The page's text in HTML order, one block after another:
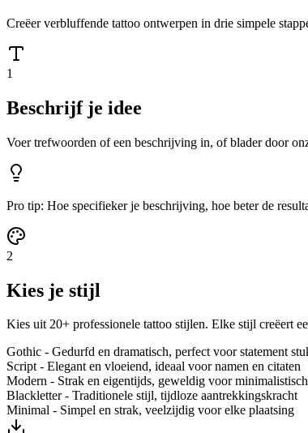
Creëer verbluffende tattoo ontwerpen in drie simpele
1
Beschrijf je idee
Voer trefwoorden of een beschrijving in, of blader door
Pro tip: Hoe specifieker je beschrijving, hoe beter de
2
Kies je stijl
Kies uit 20+ professionele tattoo stijlen. Elke stijl creëert
Gothic - Gedurfd en dramatisch, perfect voor statement
Script - Elegant en vloeiend, ideaal voor namen en citaten
Modern - Strak en eigentijds, geweldig voor
Blackletter - Traditionele stijl, tijdloze aantrekkingskracht
Minimal - Simpel en strak, veelzijdig voor elke plaatsing